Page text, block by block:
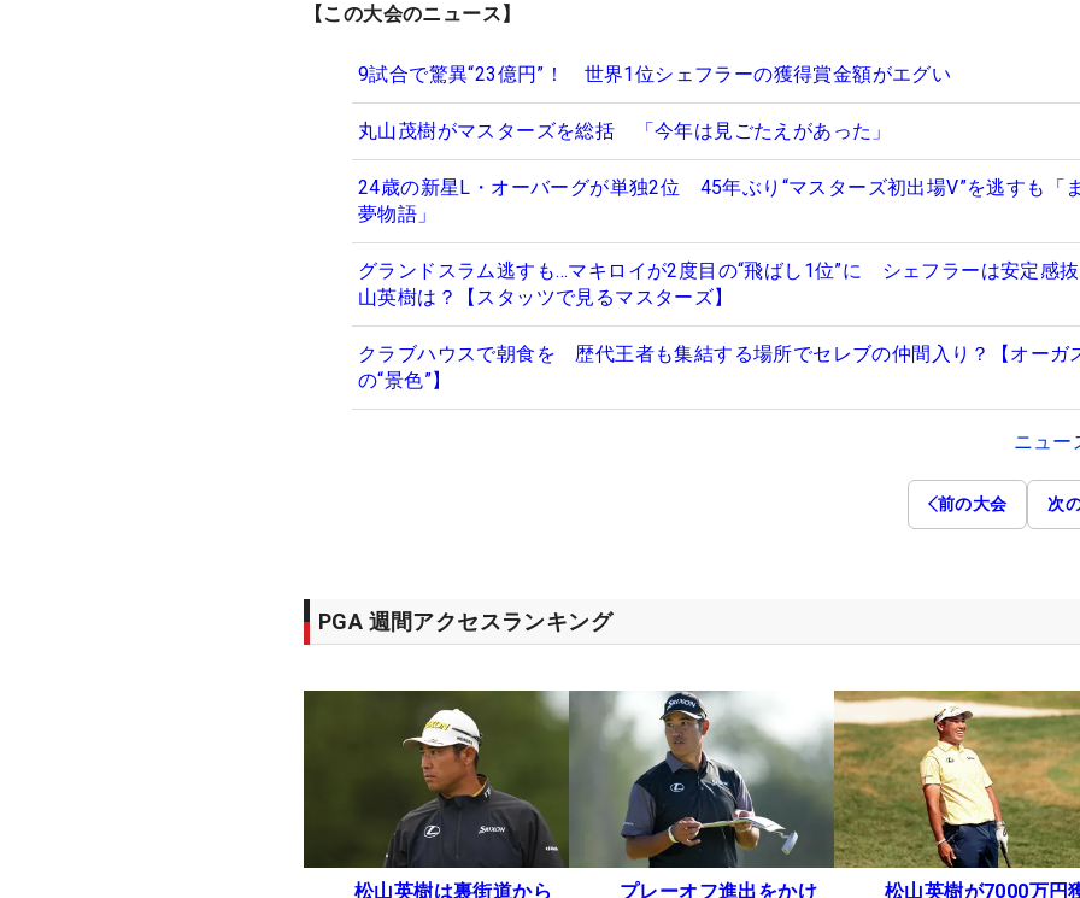
【この大会のニュース】
9試合で驚異“23億円”！ 世界1位シェフラーの獲得賞金額がエグい
丸山茂樹がマスターズを総括 「今年は見ごたえがあった」
24歳の新星L・オーバーグが単独2位 45年ぶり“マスターズ初出場V”を逃すも「
夢物語」
グランドスラム逃すも…マキロイが2度目の“飛ばし1位”に シェフラーは安定感
山英樹は？【スタッツで見るマスターズ】
クラブハウスで朝食を 歴代王者も集結する場所でセレブの仲間入り？【オーガ
の“景色”】
ニュー
前の大会 次
PGA 週間アクセスランキング
松山英樹は裏街道から プレーオフ進出をかけ 松山英樹が7000万円